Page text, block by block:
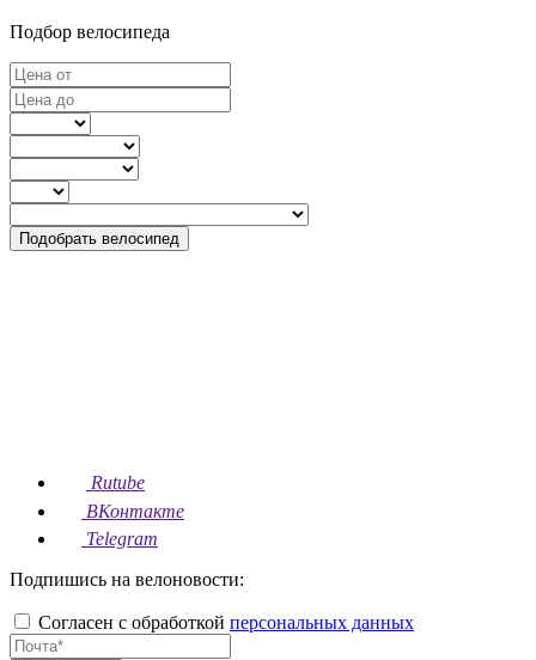
Подбор велосипеда
Подобрать велосипед
Rutube
ВКонтакте
Telegram
Подпишись на велоновости:
Согласен с обработкой персональных данных